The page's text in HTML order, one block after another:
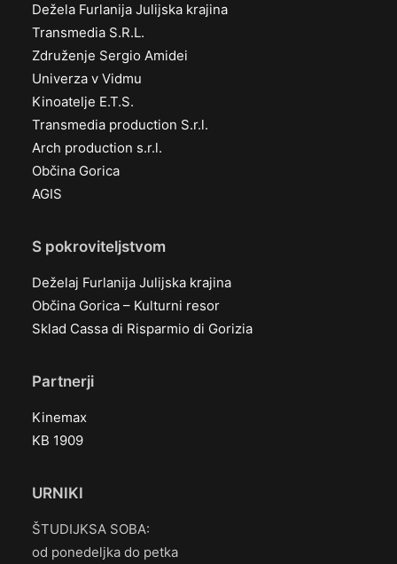
Dežela Furlanija Julijska krajina
Transmedia S.R.L.
Združenje Sergio Amidei
Univerza v Vidmu
Kinoatelje E.T.S.
Transmedia production S.r.l.
Arch production s.r.l.
Občina Gorica
AGIS
S pokroviteljstvom
Deželaj Furlanija Julijska krajina
Občina Gorica – Kulturni resor
Sklad Cassa di Risparmio di Gorizia
Partnerji
Kinemax
KB 1909
URNIKI
ŠTUDIJKSA SOBA:
od ponedeljka do petka